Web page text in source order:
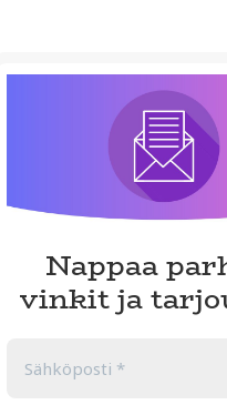
Nappaa
vinkit ja